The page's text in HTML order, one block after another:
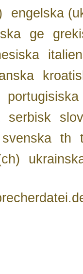
engelska
ge
portugisiska
serbisk
svenska th